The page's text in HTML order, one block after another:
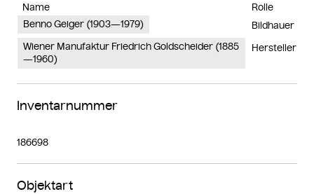
Name
Rolle
Benno Geiger (1903—1979)
Bildhauer
Wiener Manufaktur Friedrich Goldscheider (1885
—1960)
Hersteller
Inventarnummer
186698
Objektart